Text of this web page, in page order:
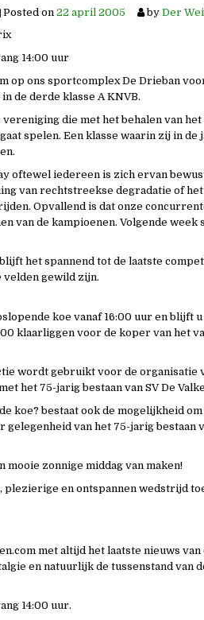
Posted on 22 april 2005 by Der
14:00 uur
op ons sportcomplex De Drieban
de derde klasse A KNVB.
die met het behalen van
spelen. Een klasse waarin zij in de
oftewel iedereen is zich ervan
van rechtstreekse degradatie of
Opvallend is dat onze
van de kampioenen. Volgende week
het spannend tot de laatste
velden gewild zijn.
koe vanaf 16:00 uur en blijft
klaarliggen voor de koper van het
wordt gebruikt voor de organisatie
het 75-jarig bestaan van SV De
koe? bestaat ook de mogelijkheid
van het 75-jarig bestaan
mooie zonnige middag van maken!
plezierige en ontspannen wedstrijd
met altijd het laatste nieuws
en natuurlijk de tussenstand van
14:00 uur.